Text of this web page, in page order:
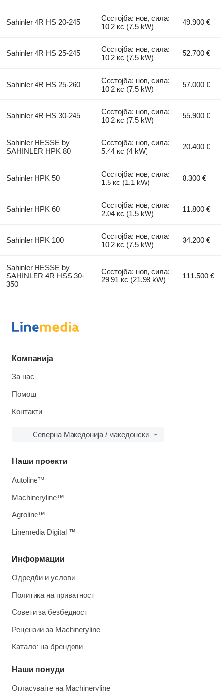
Sahinler 4R HS 20-245
Состојба: нов, сила:
10.2 кс (7.5 kW)
49.900 €
Sahinler 4R HS 25-245
Состојба: нов, сила:
10.2 кс (7.5 kW)
52.700 €
Sahinler 4R HS 25-260
Состојба: нов, сила:
10.2 кс (7.5 kW)
57.000 €
Sahinler 4R HS 30-245
Состојба: нов, сила:
10.2 кс (7.5 kW)
55.900 €
Sahinler HESSE by
SAHINLER HPK 80
Состојба: нов, сила:
5.44 кс (4 kW)
20.400 €
Sahinler HPK 50
Состојба: нов, сила:
1.5 кс (1.1 kW)
8.300 €
Sahinler HPK 60
Состојба: нов, сила:
2.04 кс (1.5 kW)
11.800 €
Sahinler HPK 100
Состојба: нов, сила:
10.2 кс (7.5 kW)
34.200 €
Sahinler HESSE by
SAHINLER 4R HSS 30-
350
Состојба: нов, сила:
29.91 кс (21.98 kW)
111.500 €
Компанија
За нас
Помош
Контакти
Северна Македонија / македонски
Информации
Одредби и услови
Политика на приватност
Совети за безбедност
Рецензии за Machineryline
Каталог на брендови
Наши понуди
Огласувајте на Machineryline
Наши проекти
Autoline™
Machineryline™
Agroline™
Linemedia Digital ™